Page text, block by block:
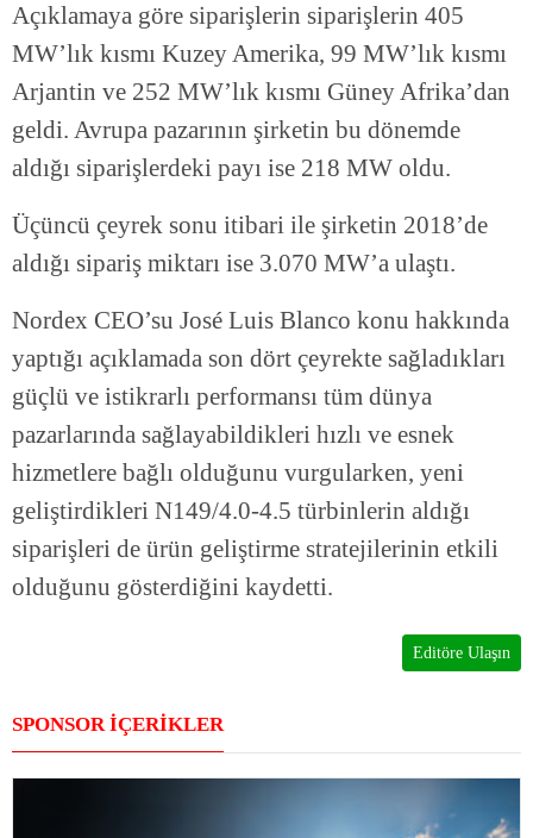
Açıklamaya göre siparişlerin siparişlerin 405
MW’lık kısmı Kuzey Amerika, 99 MW’lık kısmı
Arjantin ve 252 MW’lık kısmı Güney Afrika’dan
geldi. Avrupa pazarının şirketin bu dönemde
aldığı siparişlerdeki payı ise 218 MW oldu.
Üçüncü çeyrek sonu itibari ile şirketin 2018’de
aldığı sipariş miktarı ise 3.070 MW’a ulaştı.
Nordex CEO’su José Luis Blanco konu hakkında
yaptığı açıklamada son dört çeyrekte sağladıkları
güçlü ve istikrarlı performansı tüm dünya
pazarlarında sağlayabildikleri hızlı ve esnek
hizmetlere bağlı olduğunu vurgularken, yeni
geliştirdikleri N149/4.0-4.5 türbinlerin aldığı
siparişleri de ürün geliştirme stratejilerinin etkili
olduğunu gösterdiğini kaydetti.
Editöre Ulaşın
SPONSOR İÇERİKLER